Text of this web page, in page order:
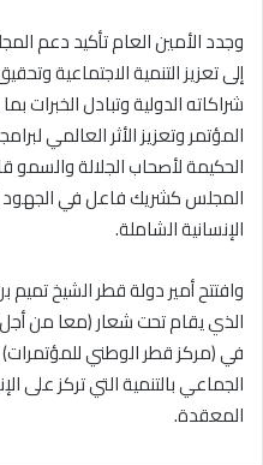
وجدد الأمين العام تأكيد دعم
إلى تعزيز التنمية الاجتماعية
شراكاته الدولية وتبادل
المؤتمر وتعزيز الأثر العالمي
الحكيمة لأصحاب الجلالة
المجلس كشريك فاعل في الجهود
الإنسانية الشاملة.
وافتتح أمير دولة قطر الشيخ
الذي يقام تحت شعار (معا من
في (مركز قطر الوطني للمؤتمرات)
الجماعي بالتنمية التي تركز على
المعقدة.